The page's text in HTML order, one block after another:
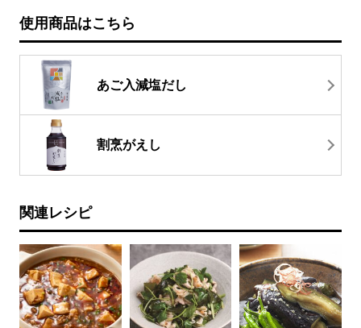
使用商品はこちら
あご入減塩だし
割烹がえし
関連レシピ